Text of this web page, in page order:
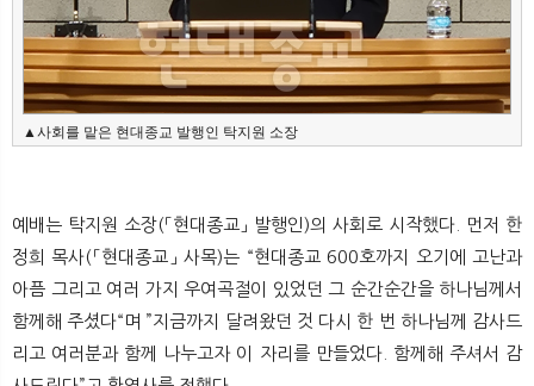
▲사회를 맡은 현대종교 발행인 탁지원 소장
예배는 탁지원 소장(「현대종교」 발행인)의 사회로 시작했다. 먼저 한
정희 목사(「현대종교」 사목)는 “현대종교 600호까지 오기에 고난과
아픔 그리고 여러 가지 우여곡절이 있었던 그 순간순간을 하나님께서
함께해 주셨다“며 ”지금까지 달려왔던 것 다시 한 번 하나님께 감사드
리고 여러분과 함께 나누고자 이 자리를 만들었다. 함께해 주셔서 감